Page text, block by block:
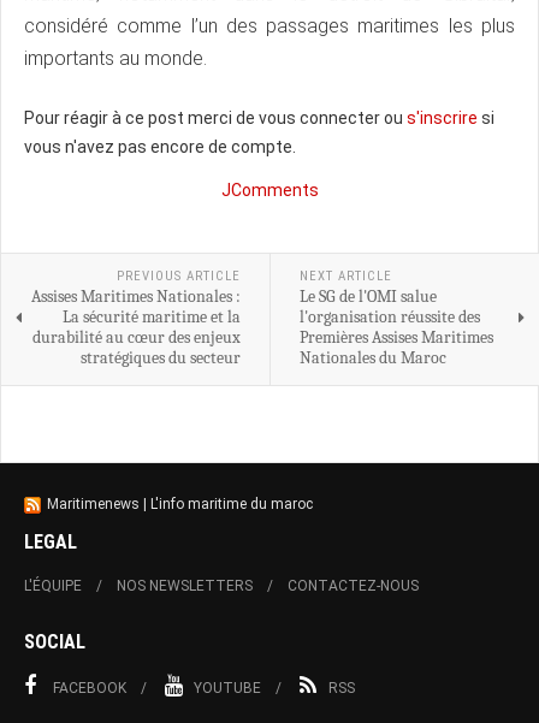
considéré comme l’un des passages maritimes les plus
importants au monde.
Pour réagir à ce post merci de vous connecter ou s'inscrire si
vous n'avez pas encore de compte.
JComments
PREVIOUS ARTICLE
Assises Maritimes Nationales :
La sécurité maritime et la
durabilité au cœur des enjeux
stratégiques du secteur
NEXT ARTICLE
Le SG de l'OMI salue
l'organisation réussite des
Premières Assises Maritimes
Nationales du Maroc
Maritimenews | L'info maritime du maroc
LEGAL
L'ÉQUIPE NOS NEWSLETTERS CONTACTEZ-NOUS
SOCIAL
FACEBOOK YOUTUBE RSS